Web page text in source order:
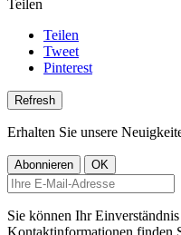
Teilen
Teilen
Tweet
Pinterest
Erhalten Sie unsere
Sie können Ihr
Kontaktinformationen finden